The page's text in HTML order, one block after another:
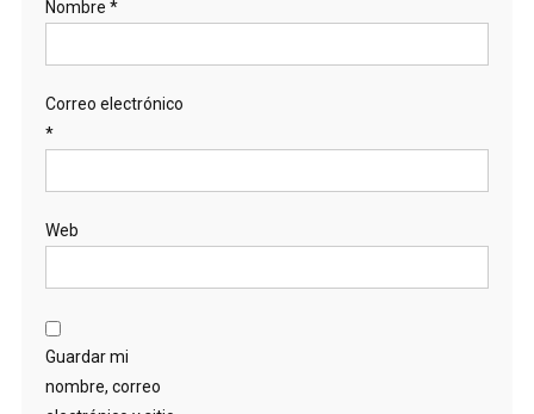
Nombre *
Correo electrónico
*
Web
Guardar mi
nombre, correo